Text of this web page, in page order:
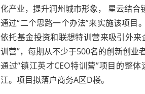
化产业，提升润州城市形象， 星云结
通过“二个思路一个办法”来实施该项目
依托基金投资和联想特训营来吸引外
训营”，每期从不少于500名的创新创业
通过“镇江英才CEO特训营”项目的整
江。项目拟落户商务A区D楼。